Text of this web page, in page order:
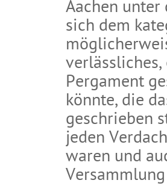
Aachen unter
sich dem
Pergament
könnte, die
geschrieben
jeden
waren und